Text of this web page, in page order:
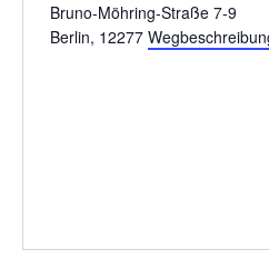
Bruno-Möhring-Straße 7-9
Berlin, 12277